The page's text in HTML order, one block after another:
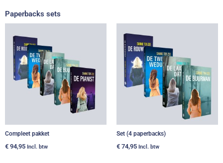
Paperbacks sets
Compleet pakket
€ 94,95 Incl. btw
Set (4 paperbacks)
€ 74,95 Incl. btw